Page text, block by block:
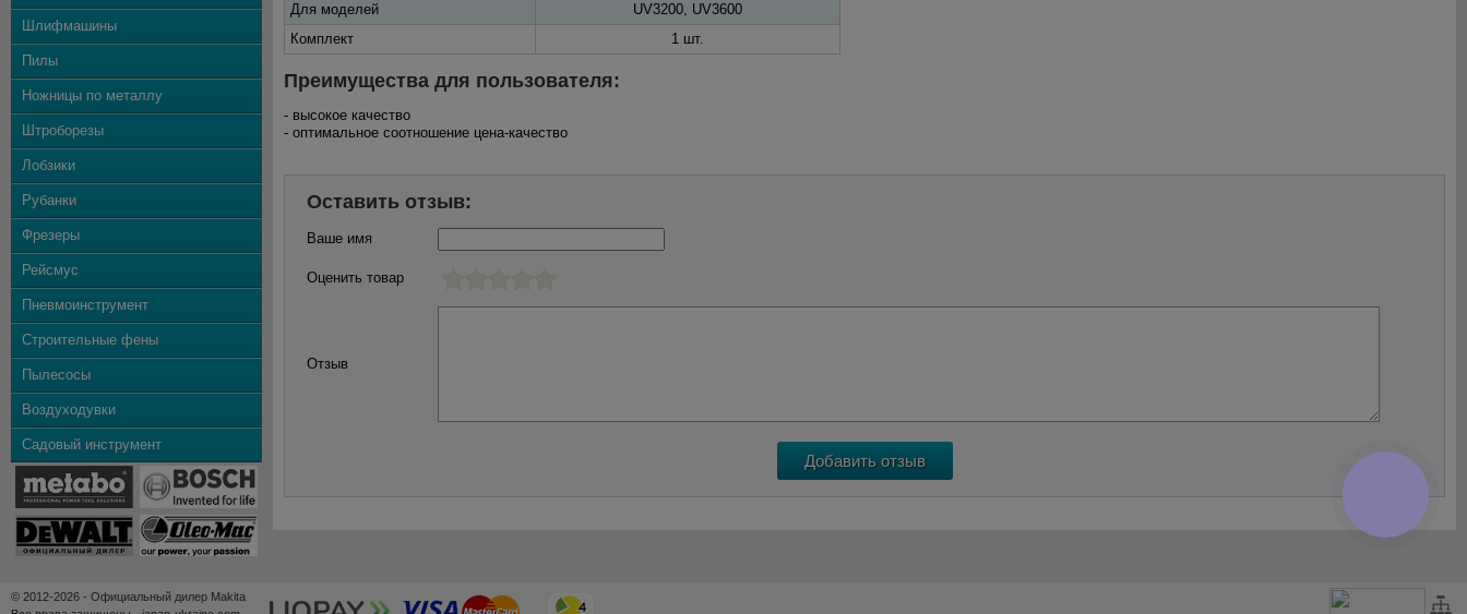
Шлифмашины
Пилы
Ножницы по металлу
Штроборезы
Лобзики
Рубанки
Фрезеры
Рейсмус
Пневмоинструмент
Строительные фены
Пылесосы
Воздуходувки
Садовый инструмент
Для моделей
UV3200, UV3600
Комплект
1 шт.
Преимущества для пользователя:
- высокое качество
- оптимальное соотношение цена-качество
Оставить отзыв:
Ваше имя
Оценить товар
Отзыв
© 2012-2026 - Официальный дилер Makita